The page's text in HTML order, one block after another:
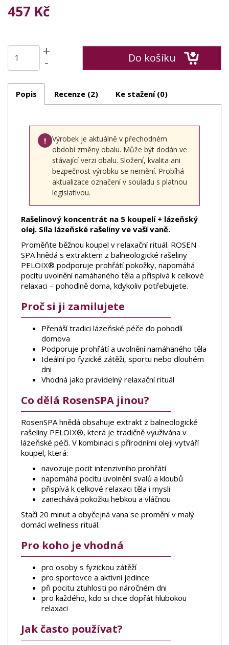
457 Kč
+
- Do košíku
Popis Recenze (2) Ke stažení (0)
!
Výrobek je aktuálně v přechodném
období změny obalu. Může být dodán ve
stávající verzi obalu. Složení, kvalita ani
bezpečnost výrobku se nemění. Probíhá
aktualizace označení v souladu s platnou
legislativou.
Rašelinový koncentrát na 5 koupelí + lázeňský
olej. Síla lázeňské rašeliny ve vaší vaně.
Proměňte běžnou koupel v relaxační rituál. ROSEN
SPA hnědá s extraktem z balneologické rašeliny
PELOIX® podporuje prohřátí pokožky, napomáhá
pocitu uvolnění namáhaného těla a přispívá k celkové
relaxaci – pohodlně doma, kdykoliv potřebujete.
Proč si ji zamilujete
Přenáší tradici lázeňské péče do pohodlí
domova
Podporuje prohřátí a uvolnění namáhaného těla
Ideální po fyzické zátěži, sportu nebo dlouhém
dni
Vhodná jako pravidelný relaxační rituál
Co dělá RosenSPA jinou?
RosenSPA hnědá obsahuje extrakt z balneologické
rašeliny PELOIX®, která je tradičně využívána v
lázeňské péči. V kombinaci s přírodními oleji vytváří
koupel, která:
navozuje pocit intenzivního prohřátí
napomáhá pocitu uvolnění svalů a kloubů
přispívá k celkové relaxaci těla i mysli
zanechává pokožku hebkou a vláčnou
Stačí 20 minut a obyčejná vana se promění v malý
domácí wellness rituál.
Pro koho je vhodná
pro osoby s fyzickou zátěží
pro sportovce a aktivní jedince
při pocitu ztuhlosti po náročném dni
pro každého, kdo si chce dopřát hlubokou
relaxaci
Jak často používat?